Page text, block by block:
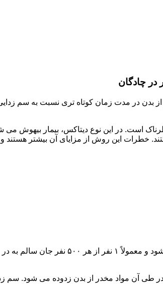
چادگان
در مدت زمان کوتاه تری نسبت به سم
است. در این نوع دیتاکس، بیمار بیهوش می
خطرات این روش از مزایای آن بیشتر
سم زدایی فوق سریع در چند
در طی آن مواد مخدر از بدن زدوده می شود.